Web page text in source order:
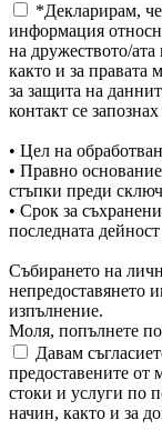
*Декларирам,
информация
на дружеството/
както и за правата
за защита на
контакт се
• Цел на
• Правно
стъпки преди
• Срок за
последната
Събирането на
непредоставянето
изпълнение.
Моля, попълнете
Давам
предоставените от
стоки и услуги по
начин, както и за